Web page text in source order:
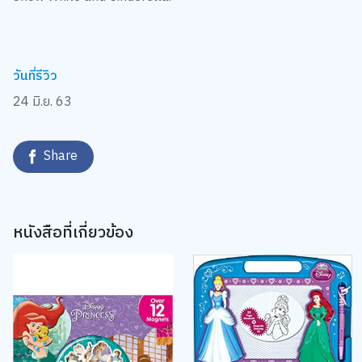
วันที่รีวิว
24 มิ.ย. 63
Share
หนังสือที่เกี่ยวข้อง